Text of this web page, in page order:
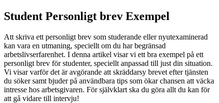
Student Personligt brev Exempel
Att skriva ett personligt brev som studerande eller nyutexaminerad
kan vara en utmaning, speciellt om du har begränsad
arbetslivserfarenhet. I denna artikel visar vi ett bra exempel på ett
personligt brev för studenter, speciellt anpassad till just din situation.
Vi visar varför det är avgörande att skräddarsy brevet efter tjänsten
du söker samt bjuder på användbara tips som ökar chansen att väcka
intresse hos arbetsgivaren. För självklart ska du göra allt du kan för
att gå vidare till intervju!